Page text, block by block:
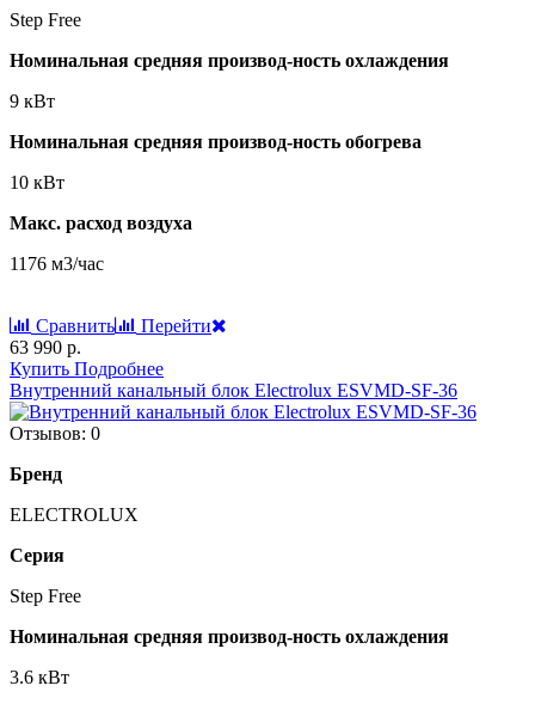
Step Free
Номинальная средняя производ-ность охлаждения
9 кВт
Номинальная средняя производ-ность обогрева
10 кВт
Макс. расход воздуха
1176 м3/час
Сравнить
Перейти
63 990 р.
Купить Подробнее
Внутренний канальный блок Electrolux ESVMD-SF-36
Отзывов: 0
Бренд
ELECTROLUX
Серия
Step Free
Номинальная средняя производ-ность охлаждения
3.6 кВт